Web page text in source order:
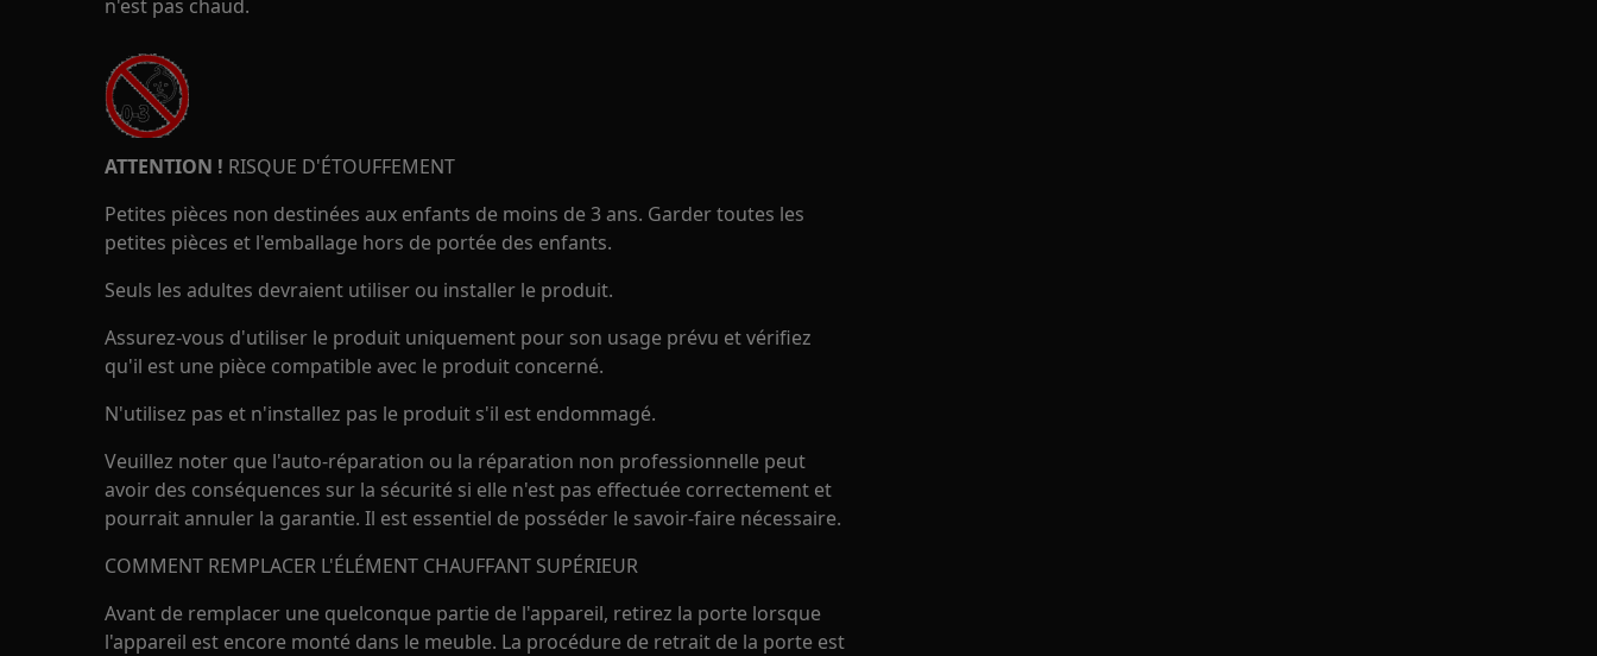
n'est pas chaud.
ATTENTION ! RISQUE D'ÉTOUFFEMENT
Petites pièces non destinées aux enfants de moins de 3 ans. Garder toutes les
petites pièces et l'emballage hors de portée des enfants.
Seuls les adultes devraient utiliser ou installer le produit.
Assurez-vous d'utiliser le produit uniquement pour son usage prévu et vérifiez
qu'il est une pièce compatible avec le produit concerné.
N'utilisez pas et n'installez pas le produit s'il est endommagé.
Veuillez noter que l'auto-réparation ou la réparation non professionnelle peut
avoir des conséquences sur la sécurité si elle n'est pas effectuée correctement et
pourrait annuler la garantie. Il est essentiel de posséder le savoir-faire nécessaire.
COMMENT REMPLACER L'ÉLÉMENT CHAUFFANT SUPÉRIEUR
Avant de remplacer une quelconque partie de l'appareil, retirez la porte lorsque
l'appareil est encore monté dans le meuble. La procédure de retrait de la porte est